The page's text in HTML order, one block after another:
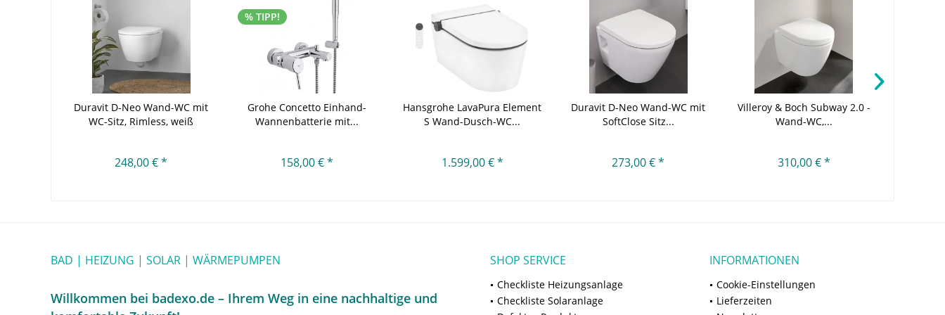
Duravit D-Neo Wand-WC mit
WC-Sitz, Rimless, weiß
248,00 € *
% TIPP!
Grohe Concetto Einhand-
Wannenbatterie mit...
158,00 € *
Hansgrohe LavaPura Element
S Wand-Dusch-WC...
1.599,00 € *
Duravit D-Neo Wand-WC mit
SoftClose Sitz...
273,00 € *
Villeroy & Boch Subway 2.0 -
Wand-WC,...
310,00 € *
BAD | HEIZUNG | SOLAR | WÄRMEPUMPEN
Willkommen bei badexo.de – Ihrem Weg in eine nachhaltige und
SHOP SERVICE
Checkliste Heizungsanlage
Checkliste Solaranlage
INFORMATIONEN
Cookie-Einstellungen
Lieferzeiten